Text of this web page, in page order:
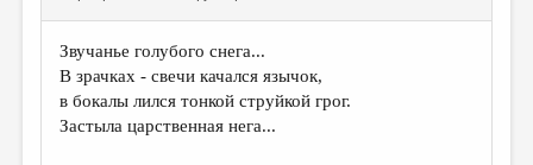
ЛИТСАЛОН
НОВОСТИ
ПРАВИЛА САЙТА
Звучанье голубого снега...
В зрачках - свечи качался язычок,
в бокалы лился тонкой струйкой грог.
Застыла царственная нега...